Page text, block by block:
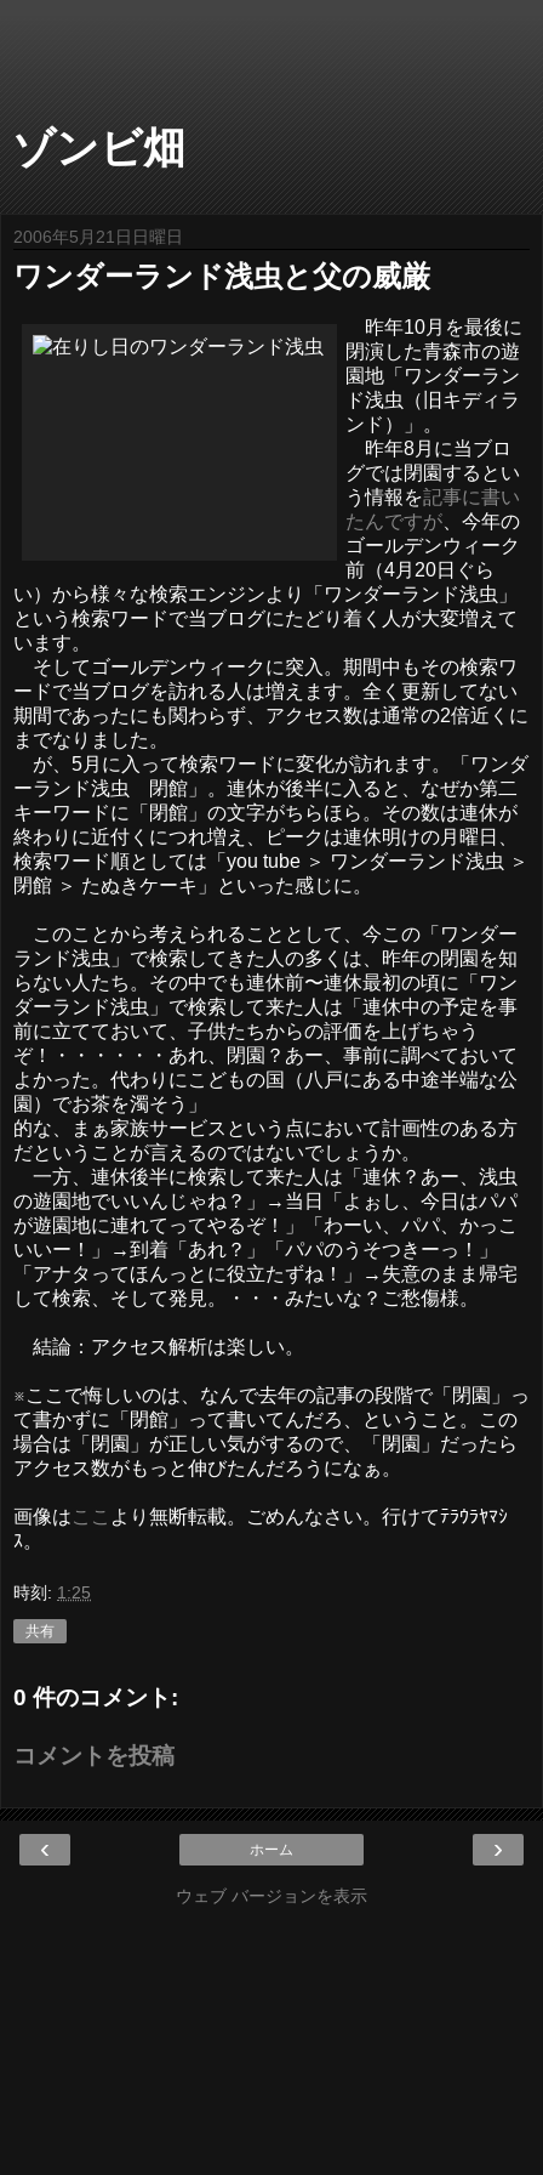
ゾンビ畑
2006年5月21日日曜日
ワンダーランド浅虫と父の威厳
昨年10月を最後に
閉演した青森市の遊
園地「ワンダーラン
ド浅虫（旧キディラ
ンド）」。
昨年8月に当ブロ
グでは閉園するとい
う情報を記事に書い
たんですが 、今年の
ゴールデンウィーク
前（4月20日ぐら
い）から様々な検索エンジンより「ワンダーランド浅虫」
という検索ワードで当ブログにたどり着く人が大変増えて
います。
そしてゴールデンウィークに突入。期間中もその検索ワ
ードで当ブログを訪れる人は増えます。全く更新してない
期間であったにも関わらず、アクセス数は通常の2倍近くに
までなりました。
が、5月に入って検索ワードに変化が訪れます。「ワンダ
ーランド浅虫 閉館」。連休が後半に入ると、なぜか第二
キーワードに「閉館」の文字がちらほら。その数は連休が
終わりに近付くにつれ増え、ピークは連休明けの月曜日、
検索ワード順としては「you tube ＞ ワンダーランド浅虫 ＞
閉館 ＞ たぬきケーキ」といった感じに。
このことから考えられることとして、今この「ワンダー
ランド浅虫」で検索してきた人の多くは、昨年の閉園を知
らない人たち。その中でも連休前〜連休最初の頃に「ワン
ダーランド浅虫」で検索して来た人は「連休中の予定を事
前に立てておいて、子供たちからの評価を上げちゃう
ぞ！・・・・・・あれ、閉園？あー、事前に調べておいて
よかった。代わりにこどもの国（八戸にある中途半端な公
園）でお茶を濁そう」
的な、まぁ家族サービスという点において計画性のある方
だということが言えるのではないでしょうか。
一方、連休後半に検索して来た人は「連休？あー、浅虫
の遊園地でいいんじゃね？」→当日「よぉし、今日はパパ
が遊園地に連れてってやるぞ！」「わーい、パパ、かっこ
いいー！」→到着「あれ？」「パパのうそつきーっ！」
「アナタってほんっとに役立たずね！」→失意のまま帰宅
して検索、そして発見。・・・みたいな？ご愁傷様。
結論：アクセス解析は楽しい。
※ここで悔しいのは、なんで去年の記事の段階で「閉園」っ
て書かずに「閉館」って書いてんだろ、ということ。この
場合は「閉園」が正しい気がするので、「閉園」だったら
アクセス数がもっと伸びたんだろうになぁ。
画像はここ より無断転載。ごめんなさい。行けてﾃﾗｳﾗﾔﾏｼ
ｽ。
時刻: 1:25
共有
0 件のコメント:
コメントを投稿
‹ ›
ホーム
ウェブ バージョンを表示